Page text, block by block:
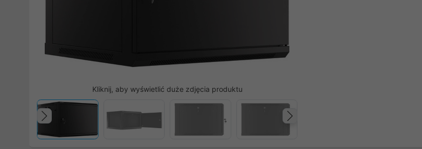
Kliknij, aby wyświetlić duże zdjęcia produktu
Poprzedni